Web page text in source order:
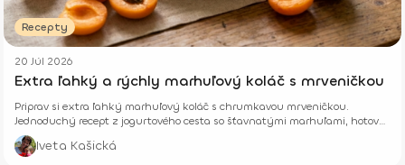
Recepty
20 Júl 2026
Extra ľahký a rýchly marhuľový koláč s mrveničkou
Priprav si extra ľahký marhuľový koláč s chrumkavou mrveničkou.
Jednoduchý recept z jogurtového cesta so šťavnatými marhuľami, hotový
z pár surovín.
Iveta Kašická